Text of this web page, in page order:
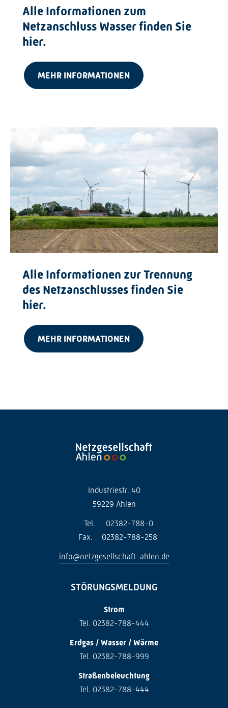
Alle Informationen zum
Netzanschluss Wasser finden Sie
hier.
MEHR INFORMATIONEN
Alle Informationen zur Trennung
des Netzanschlusses finden Sie
hier.
MEHR INFORMATIONEN
Industriestr. 40
59229 Ahlen
Tel.
02382-788-0
Fax.
02382-788-258
info@netzgesellschaft-ahlen.de
STÖRUNGSMELDUNG
Strom
Tel. 02382-788-444
Erdgas / Wasser / Wärme
Tel. 02382-788-999
Straßenbeleuchtung
Tel. 02382–788–444